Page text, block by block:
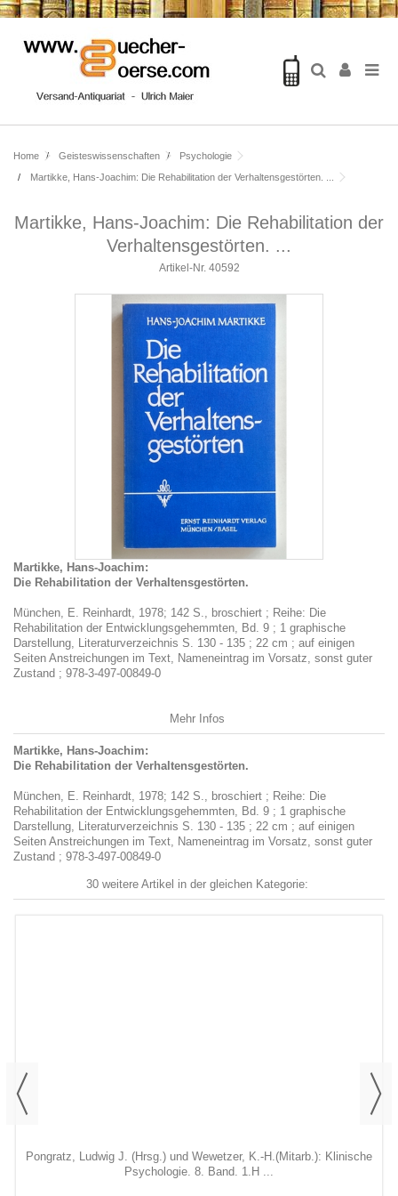
Home Geisteswissenschaften
Psychologie
Martikke, Hans-Joachim: Die Rehabilitation der Verhaltensgestörten. ...
Martikke, Hans-Joachim: Die Rehabilitation der
Verhaltensgestörten. ...
Artikel-Nr. 40592
Martikke, Hans-Joachim:
Die Rehabilitation der Verhaltensgestörten.
München, E. Reinhardt, 1978; 142 S., broschiert ; Reihe: Die
Rehabilitation der Entwicklungsgehemmten, Bd. 9 ; 1 graphische
Darstellung, Literaturverzeichnis S. 130 - 135 ; 22 cm ; auf einigen
Seiten Anstreichungen im Text, Nameneintrag im Vorsatz, sonst guter
Zustand ; 978-3-497-00849-0
Mehr Infos
Martikke, Hans-Joachim:
Die Rehabilitation der Verhaltensgestörten.
München, E. Reinhardt, 1978; 142 S., broschiert ; Reihe: Die
Rehabilitation der Entwicklungsgehemmten, Bd. 9 ; 1 graphische
Darstellung, Literaturverzeichnis S. 130 - 135 ; 22 cm ; auf einigen
Seiten Anstreichungen im Text, Nameneintrag im Vorsatz, sonst guter
Zustand ; 978-3-497-00849-0
30 weitere Artikel in der gleichen Kategorie:
Pongratz, Ludwig J. (Hrsg.) und Wewetzer, K.-H.(Mitarb.): Klinische
Psychologie. 8. Band. 1.H ...